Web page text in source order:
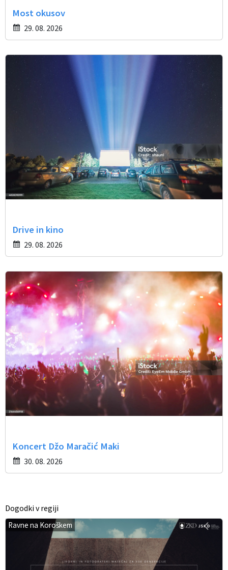
Most okusov
29. 08. 2026
Drive in kino
29. 08. 2026
Koncert Džo Maračić Maki
30. 08. 2026
Dogodki v regiji
Ravne na Koroškem